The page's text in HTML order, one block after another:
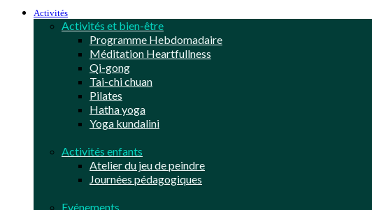
Activités
Activités et bien-être
Programme Hebdomadaire
Méditation Heartfullness
Qi-gong
Tai-chi chuan
Pilates
Hatha yoga
Yoga kundalini
Activités enfants
Atelier du jeu de peindre
Journées pédagogiques
Evénements